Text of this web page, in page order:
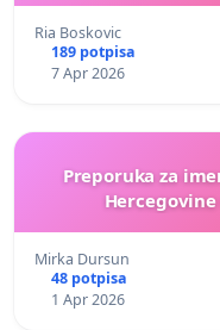
Ria Boskovic
189 potpisa
7 Apr 2026
Preporuka za
Mirka Dursun
48 potpisa
1 Apr 2026